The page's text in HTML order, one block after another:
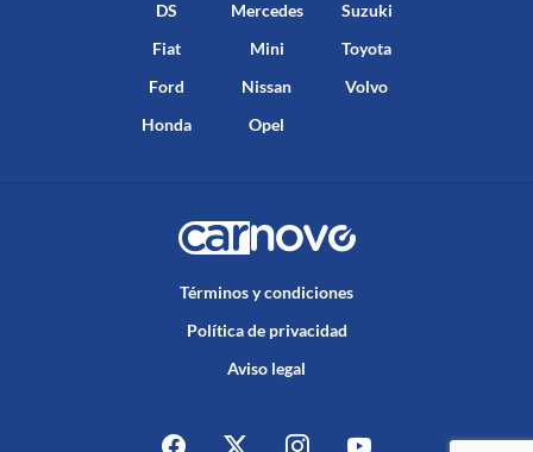
DS
Fiat
Ford
Honda
Mercedes
Mini
Nissan
Opel
Suzuki
Toyota
Volvo
Términos y condiciones
Política de privacidad
Aviso legal